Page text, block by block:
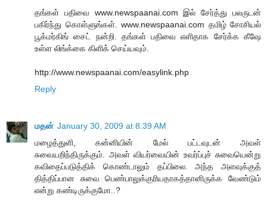
தங்கள் பதிவை www.newspaanai.com இல் சேர்த்து பலருடன்
பகிர்ந்து கொள்ளுங்கள். www.newspaanai.com தமிழ் சோசியல்
பூக்மர்கிங் சைட் நன்றி. தங்கள் பதிவை எளிதாக சேர்க்க கீஷே
உள்ள லிங்க்கை கிளிக் செய்யவும்.
http://www.newspaanai.com/easylink.php
Reply
மதன் January 30, 2009 at 8:39 AM
மழைத்துளி, கன்னியின் மேல் பட்டவுடன் அவள்
சுவையறிந்திருக்கும். அவள் வியர்வையின் உவர்ப்புச் சுவையென்று
கவிதைப்படுத்திக் கொண்டாலும் தப்பிலை. அந்த அளவுக்குத்
தித்திப்பான சுவை பெண்பாலுக்குரியதாகத்தானிருக்க வேண்டும்
என்று கண்டிருக்குமோ..?